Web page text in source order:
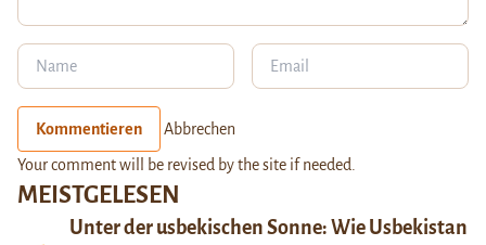
MEISTGELESEN
Unter der usbekischen Sonne: Wie Usbekistan
Kommentieren Abbrechen
Your comment will be revised by the site if needed.